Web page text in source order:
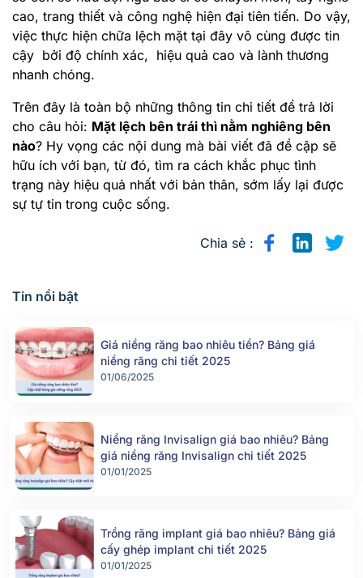
cao, trang thiết và công nghệ hiện đại tiên tiến. Do vậy,
việc thực hiện chữa lệch mặt tại đây vô cùng được tin
cậy bởi độ chính xác, hiệu quả cao và lành thương
nhanh chóng.
Trên đây là toàn bộ những thông tin chi tiết để trả lời
cho câu hỏi: Mặt lệch bên trái thì nằm nghiêng bên
nào? Hy vọng các nội dung mà bài viết đã đề cập sẽ
hữu ích với bạn, từ đó, tìm ra cách khắc phục tình
trạng này hiệu quả nhất với bản thân, sớm lấy lại được
sự tự tin trong cuộc sống.
Chia sẻ :
Tin nổi bật
Giá niềng răng bao nhiêu tiền? Bảng giá
niềng răng chi tiết 2025
01/06/2025
Niềng răng Invisalign giá bao nhiêu? Bảng
giá niềng răng Invisalign chi tiết 2025
01/01/2025
Trồng răng implant giá bao nhiêu? Bảng giá
cấy ghép implant chi tiết 2025
01/01/2025